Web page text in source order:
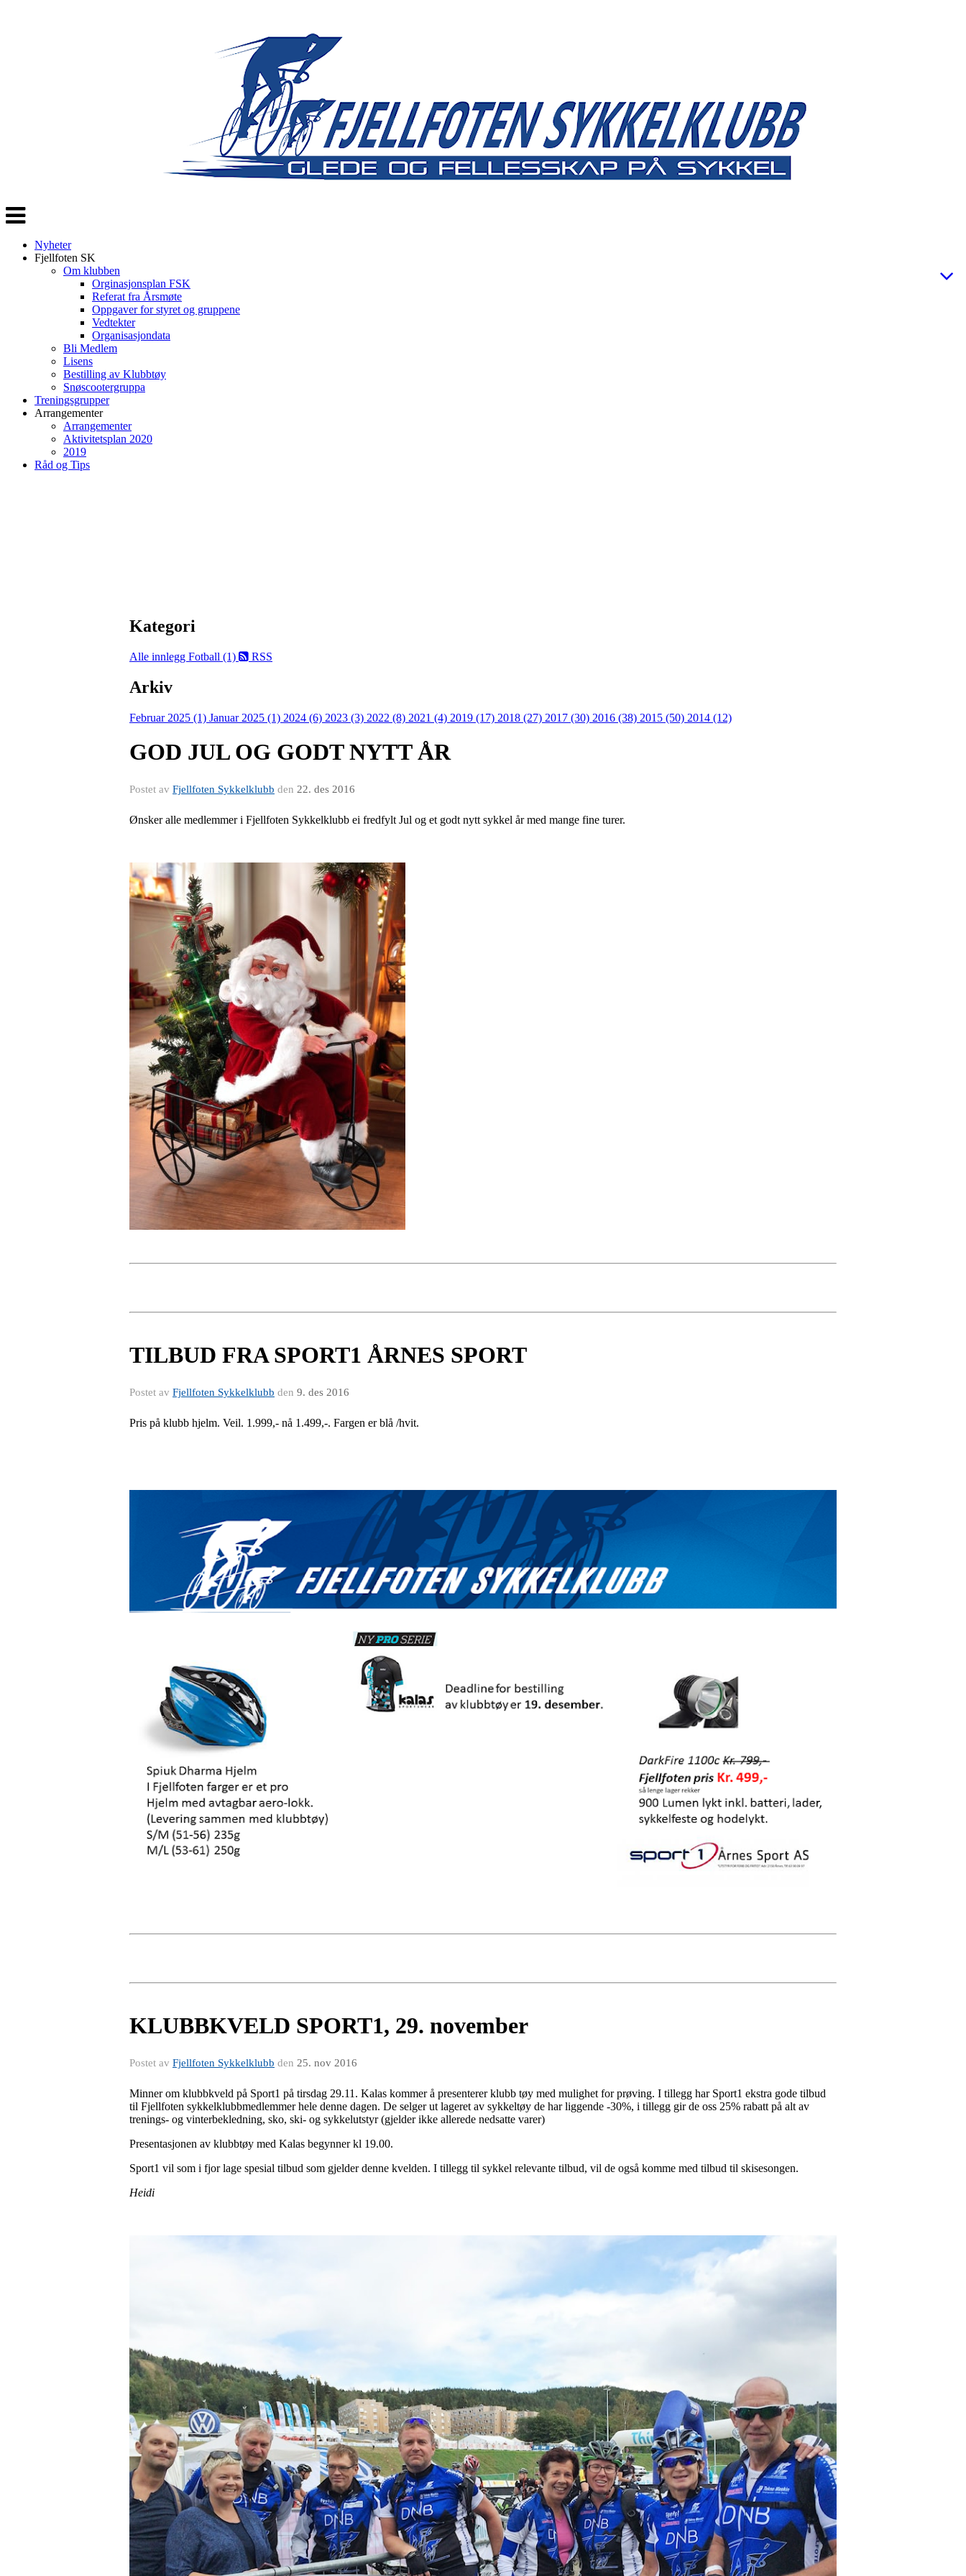
Veksle
navigasjon
Nyheter
Fjellfoten SK
Om klubben
Orginasjonsplan FSK
Referat fra Årsmøte
Oppgaver for styret og gruppene
Vedtekter
Organisasjondata
Bli Medlem
Lisens
Bestilling av Klubbtøy
Snøscootergruppa
Treningsgrupper
Arrangementer
Arrangementer
Aktivitetsplan 2020
2019
Råd og Tips
Kategori
Alle innlegg Fotball (1) RSS
Arkiv
Februar 2025 (1) Januar 2025 (1) 2024 (6) 2023 (3) 2022 (8) 2021 (4) 2019 (17) 2018 (27) 2017 (30) 2016 (38) 2015 (50) 2014 (12)
GOD JUL OG GODT NYTT ÅR
Postet av Fjellfoten Sykkelklubb den 22. des 2016
Ønsker alle medlemmer i Fjellfoten Sykkelklubb ei fredfylt Jul og et godt nytt sykkel år med mange fine turer.
TILBUD FRA SPORT1 ÅRNES SPORT
Postet av Fjellfoten Sykkelklubb den 9. des 2016
Pris på klubb hjelm. Veil. 1.999,- nå 1.499,-. Fargen er blå /hvit.
KLUBBKVELD SPORT1, 29. november
Postet av Fjellfoten Sykkelklubb den 25. nov 2016
Minner om klubbkveld på Sport1 på tirsdag 29.11. Kalas kommer å presenterer klubb tøy med mulighet for prøving. I tillegg har Sport1 ekstra gode tilbud
til Fjellfoten sykkelklubbmedlemmer hele denne dagen. De selger ut lageret av sykkeltøy de har liggende -30%, i tillegg gir de oss 25% rabatt på alt av
trenings- og vinterbekledning, sko, ski- og sykkelutstyr (gjelder ikke allerede nedsatte varer)
Presentasjonen av klubbtøy med Kalas begynner kl 19.00.
Sport1 vil som i fjor lage spesial tilbud som gjelder denne kvelden. I tillegg til sykkel relevante tilbud, vil de også komme med tilbud til skisesongen.
Heidi